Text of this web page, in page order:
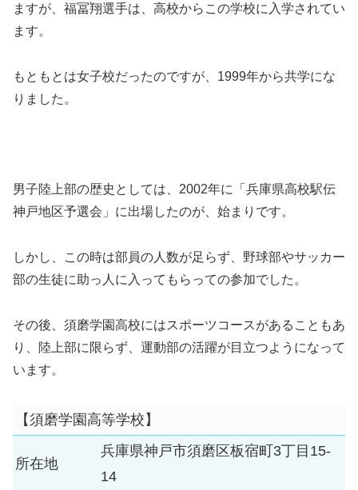
ますが、福冨翔選手は、高校からこの学校に入学されてい
ます。
もともとは女子校だったのですが、1999年から共学にな
りました。
男子陸上部の歴史としては、2002年に「兵庫県高校駅伝
神戸地区予選会」に出場したのが、始まりです。
しかし、この時は部員の人数が足らず、野球部やサッカー
部の生徒に助っ人に入ってもらっての参加でした。
その後、須磨学園高校にはスポーツコースがあることもあ
り、陸上部に限らず、運動部の活躍が目立つようになって
います。
【須磨学園高等学校】
所在地
兵庫県神戸市須磨区板宿町3丁目15-
14